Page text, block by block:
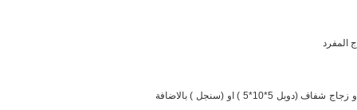
هذا العرض سارى على المواصفات التالية ؛ شباك او باب 2 درفة جرار ولون القطاع ابيض او بيج و زجاج شفاف (دوبل 5*10*5 ) او (سنجل ) بالاضافة